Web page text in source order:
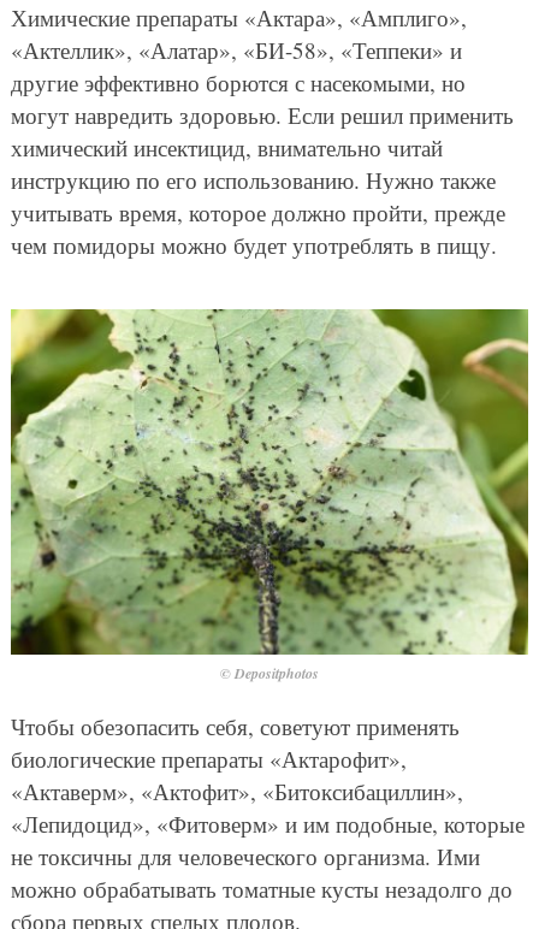
Химические препараты «Актара», «Амплиго»,
«Актеллик», «Алатар», «БИ-58», «Теппеки» и
другие эффективно борются с насекомыми, но
могут навредить здоровью. Если решил применить
химический инсектицид, внимательно читай
инструкцию по его использованию. Нужно также
учитывать время, которое должно пройти, прежде
чем помидоры можно будет употреблять в пищу.
© Depositphotos
Чтобы обезопасить себя, советуют применять
биологические препараты «Актарофит»,
«Актаверм», «Актофит», «Битоксибациллин»,
«Лепидоцид», «Фитоверм» и им подобные, которые
не токсичны для человеческого организма. Ими
можно обрабатывать томатные кусты незадолго до
сбора первых спелых плодов.